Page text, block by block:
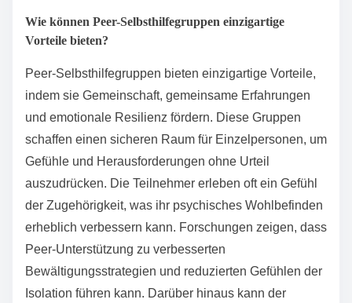
Wie können Peer-Selbsthilfegruppen einzigartige
Vorteile bieten?
Peer-Selbsthilfegruppen bieten einzigartige Vorteile,
indem sie Gemeinschaft, gemeinsame Erfahrungen
und emotionale Resilienz fördern. Diese Gruppen
schaffen einen sicheren Raum für Einzelpersonen, um
Gefühle und Herausforderungen ohne Urteil
auszudrücken. Die Teilnehmer erleben oft ein Gefühl
der Zugehörigkeit, was ihr psychisches Wohlbefinden
erheblich verbessern kann. Forschungen zeigen, dass
Peer-Unterstützung zu verbesserten
Bewältigungsstrategien und reduzierten Gefühlen der
Isolation führen kann. Darüber hinaus kann der